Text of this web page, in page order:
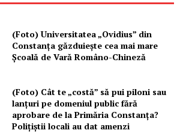
(Foto) Universitatea „Ovidius” din
Constanța găzduiește cea mai mare
Școală de Vară Româno-Chineză
(Foto) Cât te „costă” să pui piloni sau
lanțuri pe domeniul public fără
aprobare de la Primăria Constanța?
Polițiștii locali au dat amenzi